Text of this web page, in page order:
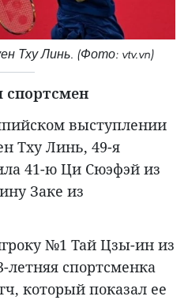
Тху Линь. (Фото: vtv.vn)
выступлении
Тху Линь, 49-я
41-ю Ци Сюэфэй из
Заке из
№1 Тай Цзы-ин из
летняя спортсменка
который показал ее